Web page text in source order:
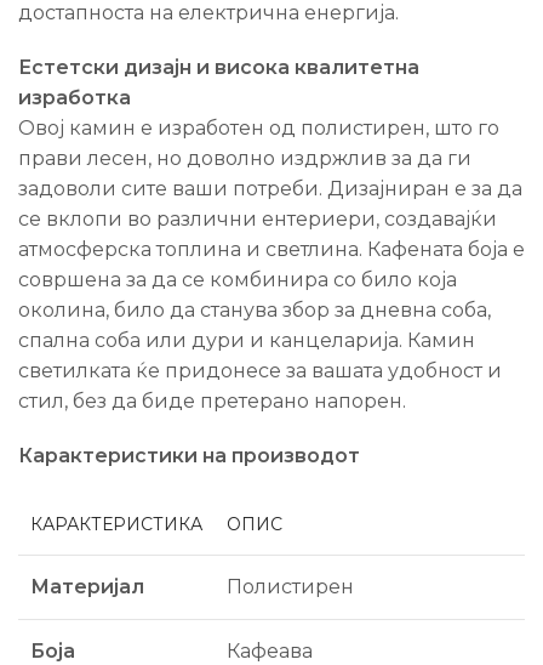
достапноста на електрична енергија.
Естетски дизајн и висока квалитетна
изработка
Овој камин е изработен од полистирен, што го
прави лесен, но доволно издржлив за да ги
задоволи сите ваши потреби. Дизајниран е за да
се вклопи во различни ентериери, создавајќи
атмосферска топлина и светлина. Кафената боја е
совршена за да се комбинира со било која
околина, било да станува збор за дневна соба,
спална соба или дури и канцеларија. Камин
светилката ќе придонесе за вашата удобност и
стил, без да биде претерано напорен.
Карактеристики на производот
КАРАКТЕРИСТИКА ОПИС
Материјал Полистирен
Боја Кафеава